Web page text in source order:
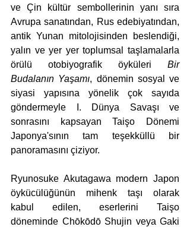
ve Çin kültür sembollerinin yanı sıra
Avrupa sanatından, Rus edebiyatından,
antik Yunan mitolojisinden beslendiği,
yalın ve yer yer toplumsal taşlamalarla
örülü otobiyografik öyküleri Bir
Budalanın Yaşamı, dönemin sosyal ve
siyasi yapısına yönelik çok sayıda
göndermeyle I. Dünya Savaşı ve
sonrasını kapsayan Taişo Dönemi
Japonya'sının tam teşekküllü bir
panoramasını çiziyor.
Ryunosuke Akutagawa modern Japon
öykücülüğünün mihenk taşı olarak
kabul edilen, eserlerini Taişo
döneminde Chōkōdō Shujin veya Gaki